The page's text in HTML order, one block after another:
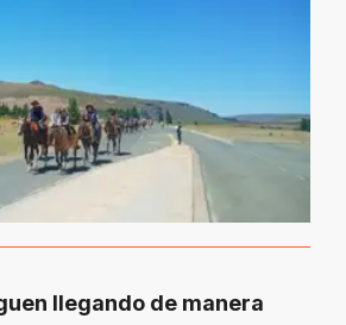
llegando de manera